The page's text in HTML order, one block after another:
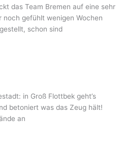
das Team Bremen auf eine sehr
noch gefühlt wenigen Wochen
schon sind
in Groß Flottbek geht’s
betoniert was das Zeug hält!
an